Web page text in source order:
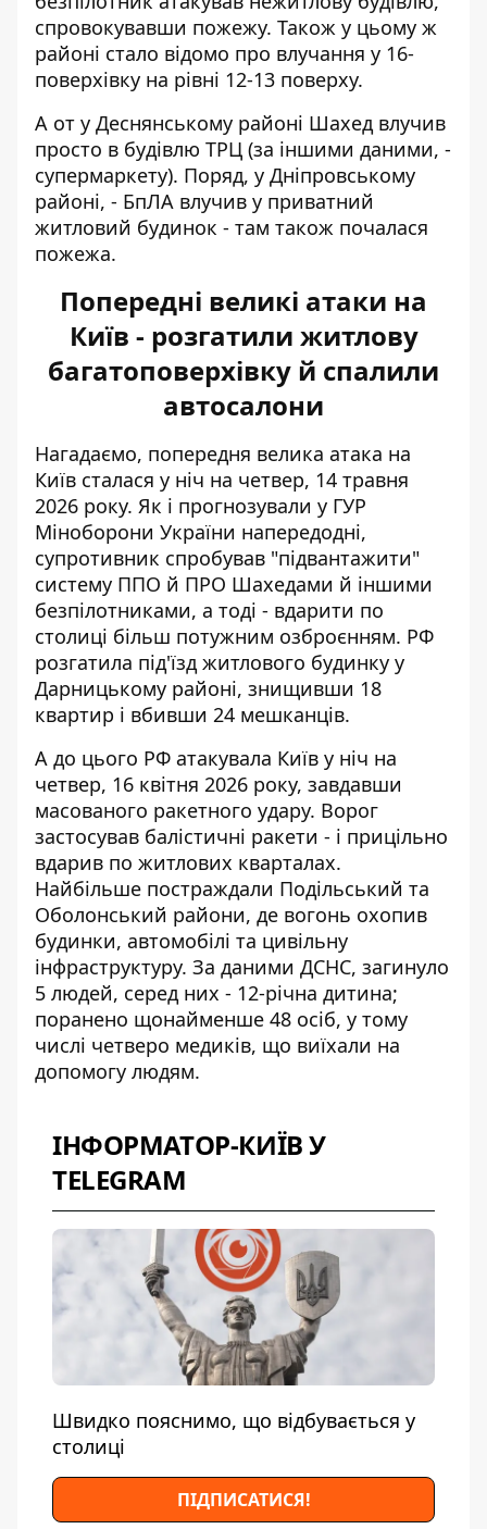
спровокувавши пожежу. Також у цьому ж
районі стало відомо про влучання у 16-
поверхівку на рівні 12-13 поверху.
А от у Деснянському районі Шахед влучив
просто в будівлю ТРЦ (за іншими даними, -
супермаркету). Поряд, у Дніпровському
районі, - БпЛА влучив у приватний
житловий будинок - там також почалася
пожежа.
Попередні великі атаки на
Київ - розгатили житлову
багатоповерхівку й спалили
автосалони
Нагадаємо, попередня велика атака на
Київ сталася у ніч на четвер, 14 травня
2026 року. Як і прогнозували у ГУР
Міноборони України напередодні,
супротивник спробував "підвантажити"
систему ППО й ПРО Шахедами й іншими
безпілотниками, а тоді - вдарити по
столиці більш потужним озброєнням. РФ
розгатила під'їзд житлового будинку у
Дарницькому районі, знищивши 18
квартир і вбивши 24 мешканців.
А до цього РФ атакувала Київ у ніч на
четвер, 16 квітня 2026 року, завдавши
масованого ракетного удару. Ворог
застосував балістичні ракети - і прицільно
вдарив по житлових кварталах.
Найбільше постраждали Подільський та
Оболонський райони, де вогонь охопив
будинки, автомобілі та цивільну
інфраструктуру. За даними ДСНС, загинуло
5 людей, серед них - 12-річна дитина;
поранено щонайменше 48 осіб, у тому
числі четверо медиків, що виїхали на
допомогу людям.
ІНФОРМАТОР-КИЇВ У
TELEGRAM
Швидко пояснимо, що відбувається у
столиці
ПІДПИСАТИСЯ!